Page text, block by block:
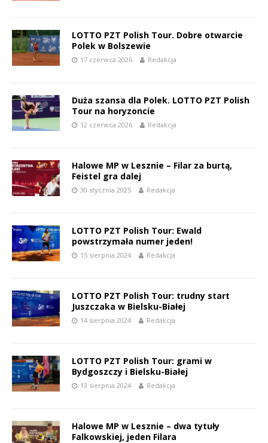
LOTTO PZT Polish Tour. Dobre otwarcie
Polek w Bolszewie
17 czerwca 2026 Redakcja
Duża szansa dla Polek. LOTTO PZT Polish
Tour na horyzoncie
12 czerwca 2026 Redakcja
Halowe MP w Lesznie – Filar za burtą,
Feistel gra dalej
30 stycznia 2025 Redakcja
LOTTO PZT Polish Tour: Ewald
powstrzymała numer jeden!
15 sierpnia 2024 Redakcja
LOTTO PZT Polish Tour: trudny start
Juszczaka w Bielsku-Białej
14 sierpnia 2024 Redakcja
LOTTO PZT Polish Tour: grami w
Bydgoszczy i Bielsku-Białej
13 sierpnia 2024 Redakcja
Halowe MP w Lesznie – dwa tytuły
Falkowskiej, jeden Filara